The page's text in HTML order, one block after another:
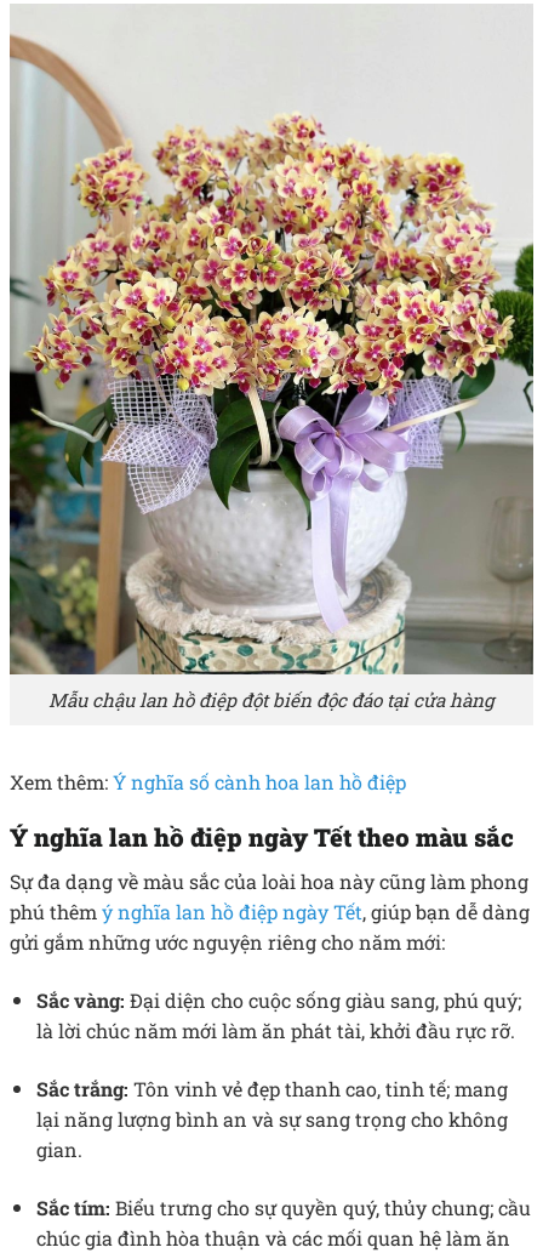
Mẫu chậu lan hồ điệp đột biến độc đáo tại cửa hàng
Xem thêm:Ý nghĩa số cành hoa lan hồ điệp
Ý nghĩa lan hồ điệp ngày Tết theo màu sắc
Sự đa dạng về màu sắc của loài hoa này cũng làm phong
phú thêmý nghĩa lan hồ điệp ngày Tết, giúp bạn dễ dàng
gửi gắm những ước nguyện riêng cho năm mới:
Sắc vàng: Đại diện cho cuộc sống giàu sang, phú quý;
là lời chúc năm mới làm ăn phát tài, khởi đầu rực rỡ.
Sắc trắng: Tôn vinh vẻ đẹp thanh cao, tinh tế; mang
lại năng lượng bình an và sự sang trọng cho không
gian.
Sắc tím: Biểu trưng cho sự quyền quý, thủy chung; cầu
chúc gia đình hòa thuận và các mối quan hệ làm ăn